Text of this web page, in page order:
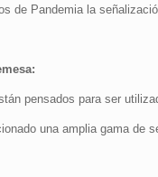
de Pandemia la
pensados para ser
una amplia gama de